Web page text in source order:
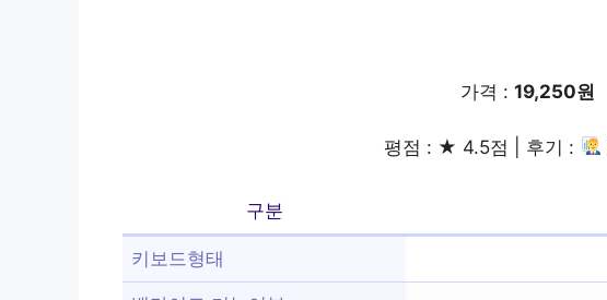
가격 : 19,250원
평점 : ★ 4.5점 | 후기 :
구분
키보드형태